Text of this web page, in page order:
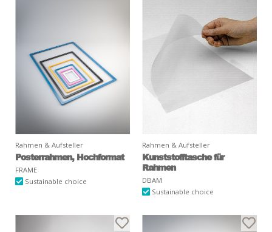
Rahmen & Aufsteller
Posterrahmen, Hochformat
FRAME
Sustainable choice
Rahmen & Aufsteller
Kunststofftasche für
Rahmen
DBAM
Sustainable choice